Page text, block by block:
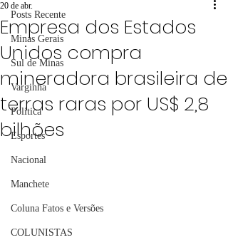
Posts Recente
Minas Gerais
Sul de Minas
Varginha
Política
Esportes
Nacional
Manchete
Coluna Fatos e Versões
COLUNISTAS
Empresa dos Estados
Unidos compra
mineradora brasileira de
terras raras por US$ 2,8
bilhões
20 de abr.